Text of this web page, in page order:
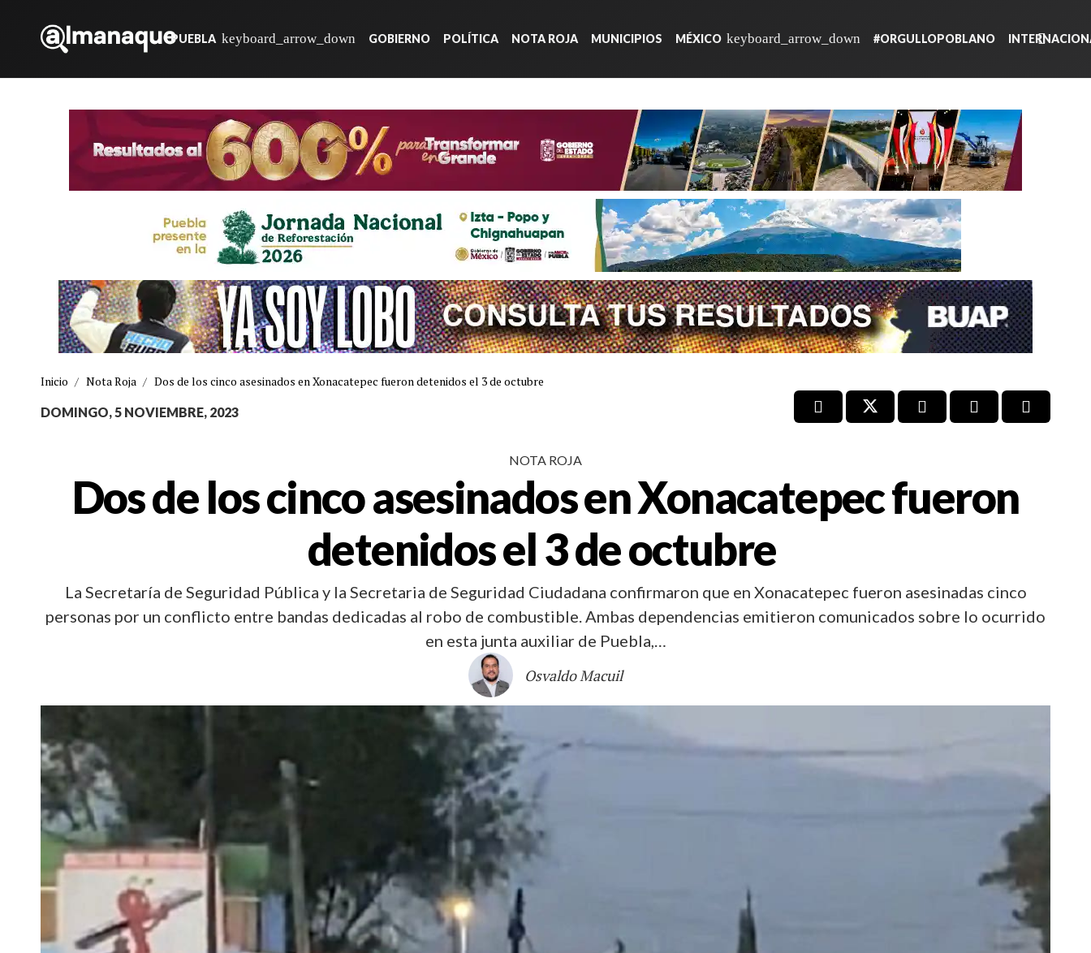
PUEBLA GOBIERNO POLÍTICA NOTA ROJA MUNICIPIOS MÉXICO #ORGULLOPOBLANO
Inicio / Nota Roja / Dos de los cinco asesinados en Xonacatepec fueron detenidos el 3 de octubre
DOMINGO, 5 NOVIEMBRE, 2023
NOTA ROJA
Dos de los cinco asesinados en Xonacatepec fueron
detenidos el 3 de octubre
La Secretaría de Seguridad Pública y la Secretaria de Seguridad Ciudadana confirmaron que en Xonacatepec fueron asesinadas cinco
personas por un conflicto entre bandas dedicadas al robo de combustible. Ambas dependencias emitieron comunicados sobre lo ocurrido
en esta junta auxiliar de Puebla,…
Osvaldo Macuil